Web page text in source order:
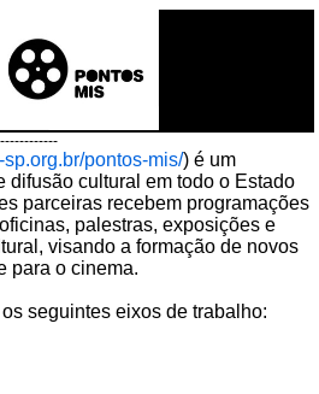
sp.org.br/pontos-mis/) é um
difusão cultural em todo o Estado
parceiras recebem programações
palestras, exposições e
visando a formação de novos
para o cinema.
seguintes eixos de trabalho: